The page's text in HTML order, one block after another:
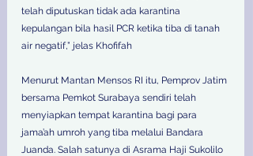
telah diputuskan tidak ada karantina
kepulangan bila hasil PCR ketika tiba di tanah
air negatif,” jelas Khofifah
Menurut Mantan Mensos RI itu, Pemprov Jatim
bersama Pemkot Surabaya sendiri telah
menyiapkan tempat karantina bagi para
jama’ah umroh yang tiba melalui Bandara
Juanda. Salah satunya di Asrama Haji Sukolilo